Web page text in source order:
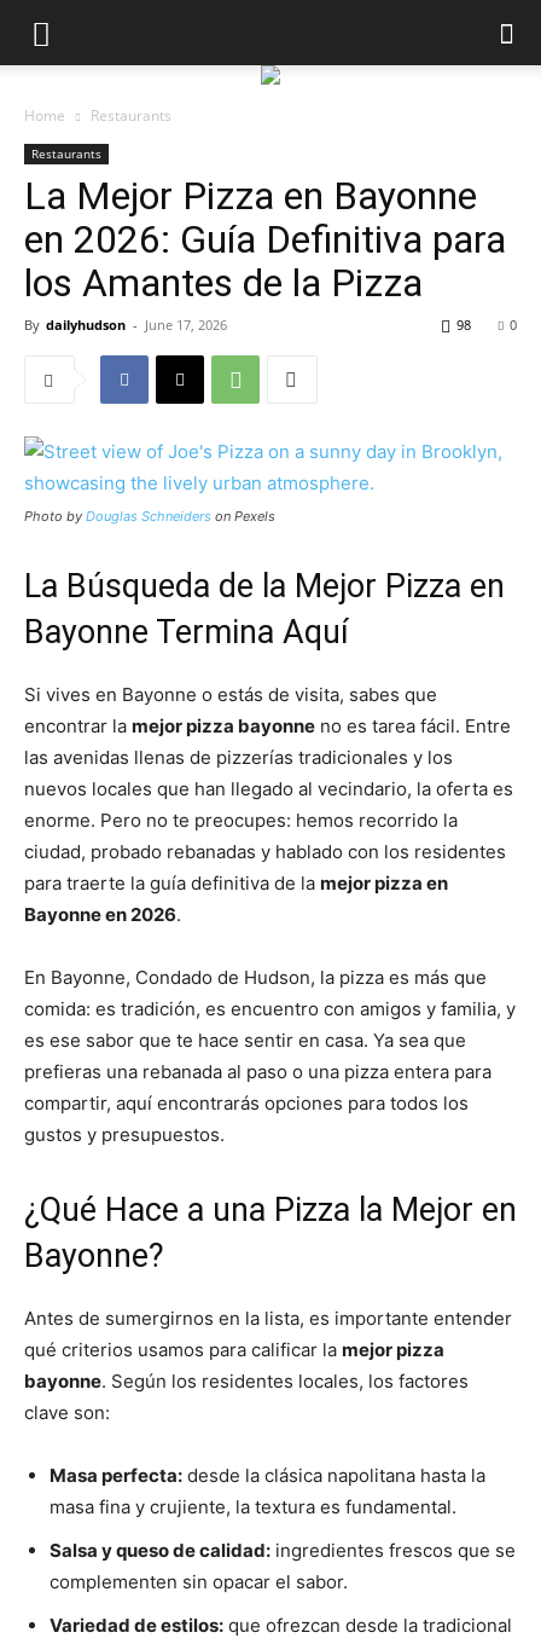
Home Restaurants
Restaurants
La Mejor Pizza en Bayonne
en 2026: Guía Definitiva para
los Amantes de la Pizza
By dailyhudson - June 17, 2026 0
98
Photo by Douglas Schneiders on Pexels
La Búsqueda de la Mejor Pizza en
Bayonne Termina Aquí
Si vives en Bayonne o estás de visita, sabes que
encontrar la mejor pizza bayonne no es tarea fácil. Entre
las avenidas llenas de pizzerías tradicionales y los
nuevos locales que han llegado al vecindario, la oferta es
enorme. Pero no te preocupes: hemos recorrido la
ciudad, probado rebanadas y hablado con los residentes
para traerte la guía definitiva de la mejor pizza en
Bayonne en 2026.
En Bayonne, Condado de Hudson, la pizza es más que
comida: es tradición, es encuentro con amigos y familia, y
es ese sabor que te hace sentir en casa. Ya sea que
prefieras una rebanada al paso o una pizza entera para
compartir, aquí encontrarás opciones para todos los
gustos y presupuestos.
¿Qué Hace a una Pizza la Mejor en
Bayonne?
Antes de sumergirnos en la lista, es importante entender
qué criterios usamos para calificar la mejor pizza
bayonne. Según los residentes locales, los factores
clave son:
Masa perfecta: desde la clásica napolitana hasta la
masa fina y crujiente, la textura es fundamental.
Salsa y queso de calidad: ingredientes frescos que se
complementen sin opacar el sabor.
Variedad de estilos: que ofrezcan desde la tradicional